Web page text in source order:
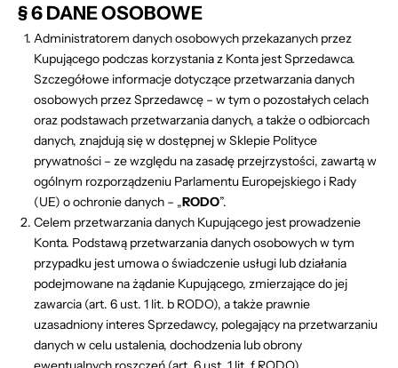
§ 6 DANE OSOBOWE
Administratorem danych osobowych przekazanych przez
Kupującego podczas korzystania z Konta jest Sprzedawca.
Szczegółowe informacje dotyczące przetwarzania danych
osobowych przez Sprzedawcę – w tym o pozostałych celach
oraz podstawach przetwarzania danych, a także o odbiorcach
danych, znajdują się w dostępnej w Sklepie Polityce
prywatności – ze względu na zasadę przejrzystości, zawartą w
ogólnym rozporządzeniu Parlamentu Europejskiego i Rady
(UE) o ochronie danych – „RODO”.
Celem przetwarzania danych Kupującego jest prowadzenie
Konta. Podstawą przetwarzania danych osobowych w tym
przypadku jest umowa o świadczenie usługi lub działania
podejmowane na żądanie Kupującego, zmierzające do jej
zawarcia (art. 6 ust. 1 lit. b RODO), a także prawnie
uzasadniony interes Sprzedawcy, polegający na przetwarzaniu
danych w celu ustalenia, dochodzenia lub obrony